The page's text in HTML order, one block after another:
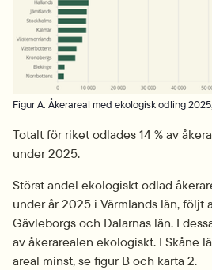
Figur A. Åkerareal med ekologisk odling
Totalt för riket odlades 14 % av
under 2025.
Störst andel ekologiskt odlad
under år 2025 i Värmlands län, följt
Gävleborgs och Dalarnas län. I
av åkerarealen ekologiskt. I Skåne
areal minst, se figur B och karta 2.